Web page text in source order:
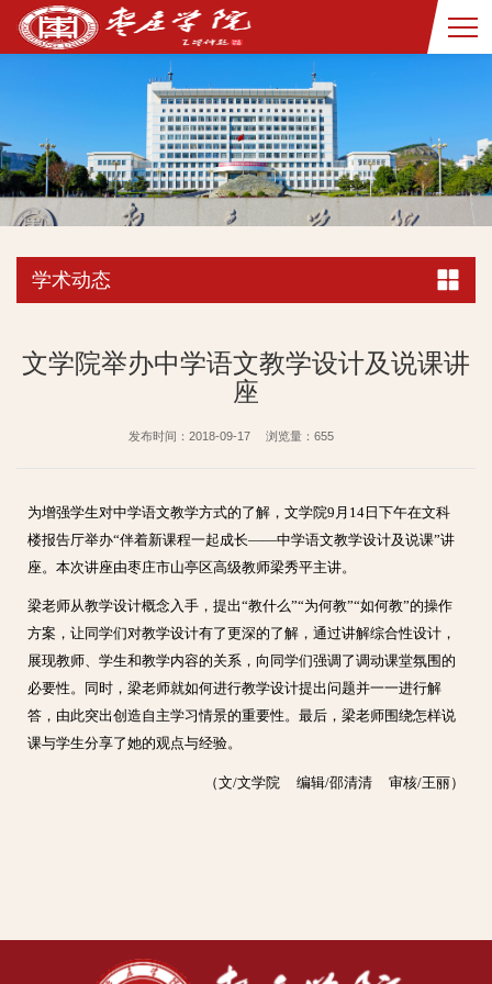
学术动态
文学院举办中学语文教学设计及说课讲
座
发布时间：2018-09-17 浏览量： 655
为增强学生对中学语文教学方式的了解，文学院9月14日下午在文科
楼报告厅举办“伴着新课程一起成长――中学语文教学设计及说课”讲
座。本次讲座由枣庄市山亭区高级教师梁秀平主讲。
梁老师从教学设计概念入手，提出“教什么”“为何教”“如何教”的操作
方案，让同学们对教学设计有了更深的了解，通过讲解综合性设计，
展现教师、学生和教学内容的关系，向同学们强调了调动课堂氛围的
必要性。同时，梁老师就如何进行教学设计提出问题并一一进行解
答，由此突出创造自主学习情景的重要性。最后，梁老师围绕怎样说
课与学生分享了她的观点与经验。
（文/文学院 编辑/邵清清 审核/王丽）